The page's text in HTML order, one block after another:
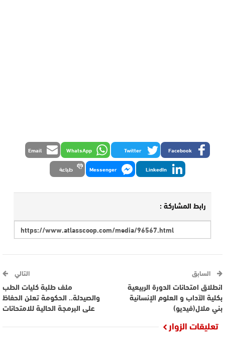
Facebook
Twitter
WhatsApp
Email
LinkedIn
Messenger طباعة
رابط المشاركة :
السابق
انطلاق امتحانات الدورة الربيعية
بكلية الآداب و العلوم الإنسانية
بني ملال(فيديو)
التالي
ملف طلبة كليات الطب
والصيدلة.. الحكومة تعلن الحفاظ
على البرمجة الحالية للامتحانات
تعليقات الزوار